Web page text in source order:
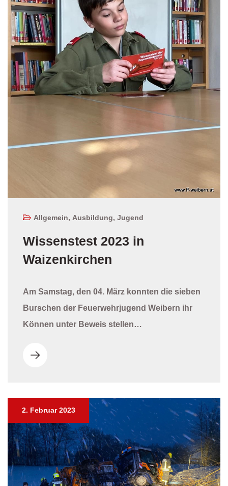
Allgemein, Ausbildung, Jugend
Wissenstest 2023 in
Waizenkirchen
Am Samstag, den 04. März konnten die sieben
Burschen der Feuerwehrjugend Weibern ihr
Können unter Beweis stellen…
2. Februar 2023